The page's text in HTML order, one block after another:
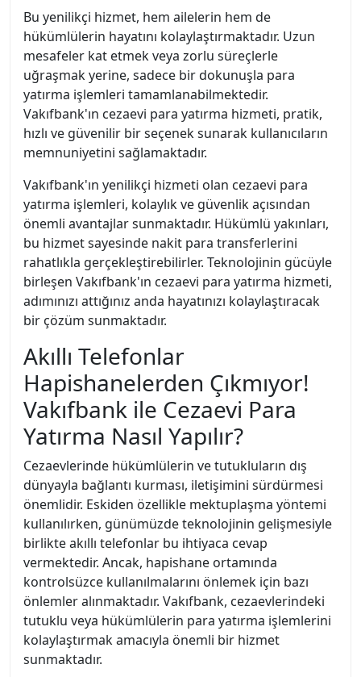
Bu yenilikçi hizmet, hem ailelerin hem de
hükümlülerin hayatını kolaylaştırmaktadır. Uzun
mesafeler kat etmek veya zorlu süreçlerle
uğraşmak yerine, sadece bir dokunuşla para
yatırma işlemleri tamamlanabilmektedir.
Vakıfbank'ın cezaevi para yatırma hizmeti, pratik,
hızlı ve güvenilir bir seçenek sunarak kullanıcıların
memnuniyetini sağlamaktadır.
Vakıfbank'ın yenilikçi hizmeti olan cezaevi para
yatırma işlemleri, kolaylık ve güvenlik açısından
önemli avantajlar sunmaktadır. Hükümlü yakınları,
bu hizmet sayesinde nakit para transferlerini
rahatlıkla gerçekleştirebilirler. Teknolojinin gücüyle
birleşen Vakıfbank'ın cezaevi para yatırma hizmeti,
adımınızı attığınız anda hayatınızı kolaylaştıracak
bir çözüm sunmaktadır.
Akıllı Telefonlar
Hapishanelerden Çıkmıyor!
Vakıfbank ile Cezaevi Para
Yatırma Nasıl Yapılır?
Cezaevlerinde hükümlülerin ve tutukluların dış
dünyayla bağlantı kurması, iletişimini sürdürmesi
önemlidir. Eskiden özellikle mektuplaşma yöntemi
kullanılırken, günümüzde teknolojinin gelişmesiyle
birlikte akıllı telefonlar bu ihtiyaca cevap
vermektedir. Ancak, hapishane ortamında
kontrolsüzce kullanılmalarını önlemek için bazı
önlemler alınmaktadır. Vakıfbank, cezaevlerindeki
tutuklu veya hükümlülerin para yatırma işlemlerini
kolaylaştırmak amacıyla önemli bir hizmet
sunmaktadır.